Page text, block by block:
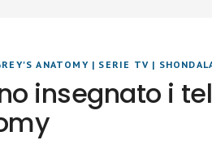
ANATOMY| SERIE TV |
insegnato i